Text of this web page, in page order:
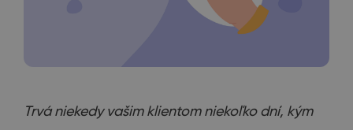
Trvá niekedy vašim klientom niekoľko dní, kým